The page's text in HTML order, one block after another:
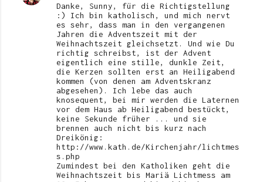
Danke, Sunny, für die Richtigstellung
:) Ich bin katholisch, und mich nervt
es sehr, dass man in den vergangenen
Jahren die Adventszeit mit der
Weihnachtszeit gleichsetzt. Und wie Du
richtig schreibst, ist der Advent
eigentlich eine stille, dunkle Zeit,
die Kerzen sollten erst an Heiligabend
kommen (von denen am Adventskranz
abgesehen). Ich lebe das auch
knosequent, bei mir werden die Laternen
vor dem Haus ab Heiligabend bestückt,
keine Sekunde früher ... und sie
brennen auch nicht bis kurz nach
Dreikönig:
http://www.kath.de/Kirchenjahr/lichtmes
s.php
Zumindest bei den Katholiken geht die
Weihnachtszeit bis Mariä Lichtmess am